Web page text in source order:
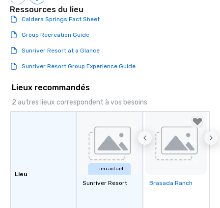
Ressources du lieu
Caldera Springs Fact Sheet
Group Recreation Guide
Sunriver Resort at a Glance
Sunriver Resort Group Experience Guide
Lieux recommandés
2 autres lieux correspondent à vos besoins
Lieu
Lieu actuel
Sunriver Resort
Removed from
Brasada Ranch